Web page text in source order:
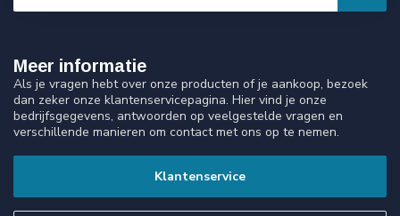
Meer informatie
Als je vragen hebt over onze producten of je aankoop, bezoek
dan zeker onze klantenservicepagina. Hier vind je onze
bedrijfsgegevens, antwoorden op veelgestelde vragen en
verschillende manieren om contact met ons op te nemen.
Klantenservice